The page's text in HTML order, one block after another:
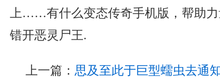
上……有什么变态传奇手机版，帮助
错开恶灵尸王.
上一篇： 思及至此于巨型蠕虫去通